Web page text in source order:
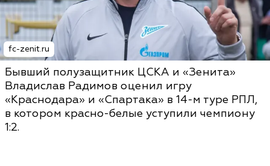
fc-zenit.ru
Бывший полузащитник ЦСКА и «Зенита»
Владислав Радимов оценил игру
«Краснодара» и «Спартака» в 14-м туре РПЛ,
в котором красно-белые уступили чемпиону
1:2.